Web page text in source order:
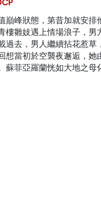
峰狀態，第昔加就安排
雛妓遇上情場浪子，男
去，男人繼續拈花惹草
想當初於空襲夜邂逅，她
蘇菲亞羅蘭恍如大地之母